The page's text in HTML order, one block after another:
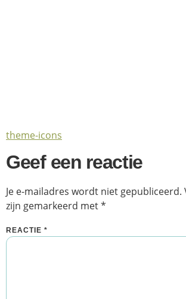
theme-icons
Geef een reactie
Je e-mailadres wordt niet gepubliceerd.
zijn gemarkeerd met*
REACTIE *